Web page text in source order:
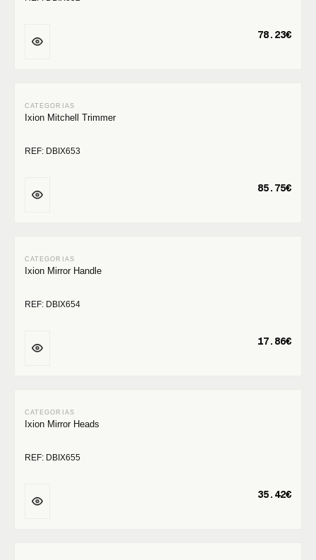
78.23€
Ixion Mitchell Trimmer
REF: DBIX653
85.75€
Ixion Mirror Handle
REF: DBIX654
17.86€
Ixion Mirror Heads
REF: DBIX655
35.42€